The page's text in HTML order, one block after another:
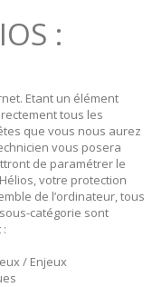
:
Etant un élément
tous les
que vous nous aurez
vous posera
de paramétrer le
votre protection
de l’ordinateur, tous
catégorie sont
/ Enjeux